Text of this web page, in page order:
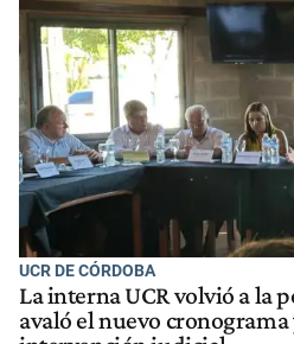
UCR DE CÓRDOBA
La interna UCR volvió a la
avaló el nuevo